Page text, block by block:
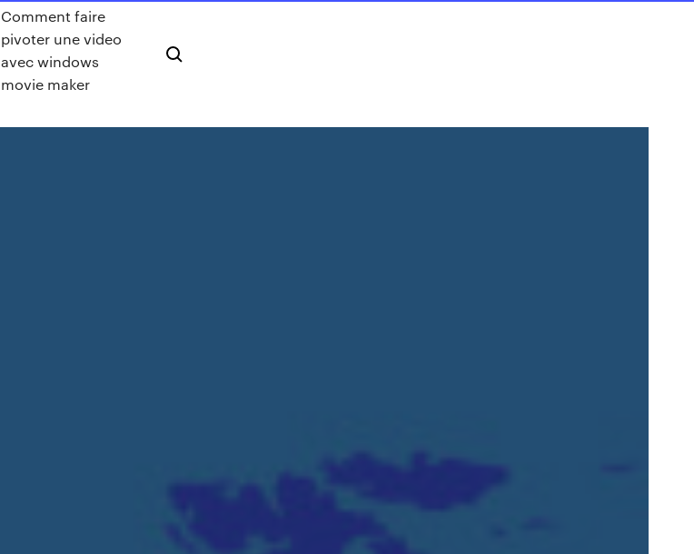
Comment faire
pivoter une video
avec windows
movie maker